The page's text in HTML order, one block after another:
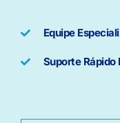
Equipe
Suporte Rápido